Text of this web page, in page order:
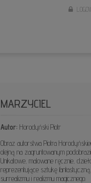
MARZYCIEL
Autor: Horodyński Piotr
Obraz autorstwa Piotra
olejną na zagruntowanym
Unikatowe, malowane ręcznie,
reprezentujące sztukę
surrealizmu i realizmu magicznego.